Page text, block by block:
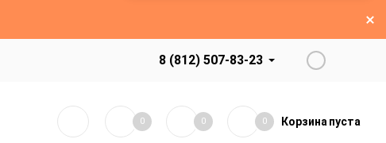
8 (812) 507-83-23
0 0 0 Корзина пуста